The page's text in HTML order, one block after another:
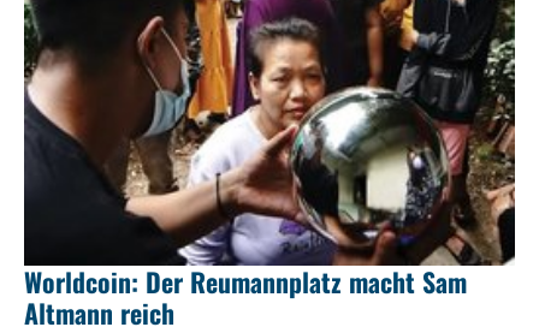
Worldcoin: Der Reumannplatz macht Sam
Altmann reich